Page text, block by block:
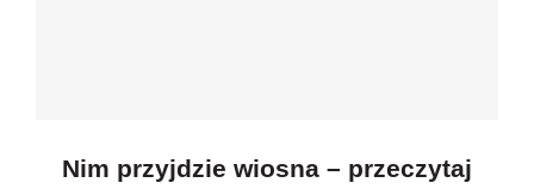
Nim przyjdzie wiosna – przeczytaj